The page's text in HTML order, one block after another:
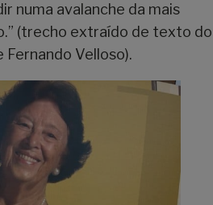
numa avalanche da mais
(trecho extraído de texto do
Velloso).